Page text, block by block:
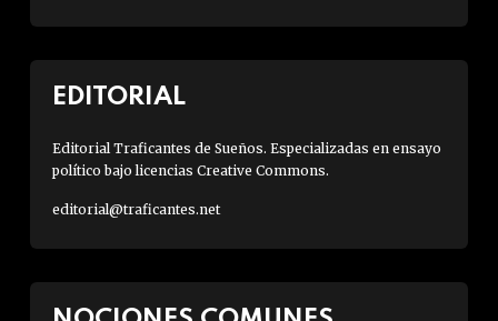
EDITORIAL
Editorial Traficantes de Sueños. Especializadas en ensayo
político bajo licencias Creative Commons.
editorial@traficantes.net